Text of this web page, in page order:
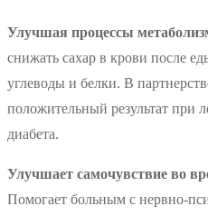
Улучшая процессы
снижать сахар в крови после
углеводы и белки. В
положительный результат при
диабета.
Улучшает самочувствие во
Помогает больным с нервно-